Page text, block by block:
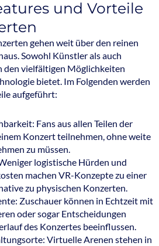
und Vorteile
gehen weit über den reinen
Sowohl Künstler als auch
den vielfältigen Möglichkeiten
bietet. Im Folgenden werden
aufgeführt:
Fans aus allen Teilen der
Konzert teilnehmen, ohne weite
zu müssen.
logistische Hürden und
machen VR-Konzepte zu einer
zu physischen Konzerten.
Zuschauer können in Echtzeit mit
oder sogar Entscheidungen
des Konzertes beeinflussen.
Virtuelle Arenen stehen in